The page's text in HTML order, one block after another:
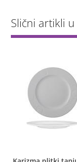
Slični artikli